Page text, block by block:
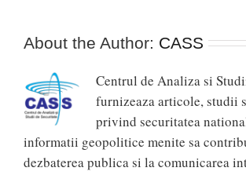
About the Author: CASS
Centrul de Analiza si
furnizeaza articole, studii
privind securitatea
informatii geopolitice menite sa
dezbaterea publica si la comunicarea